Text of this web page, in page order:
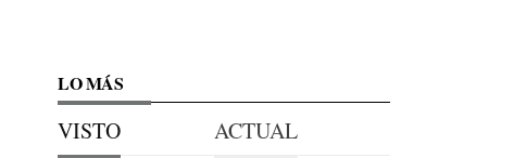
LO MÁS
VISTO ACTUAL